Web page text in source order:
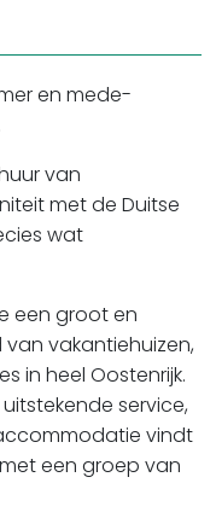
en mede-
van
met de Duitse
wat
een groot en
vakantiehuizen,
in heel Oostenrijk.
service,
vindt
een groep van